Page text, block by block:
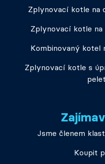
Zplynovací kotle na
Zplynovací kotle na
Kombinovaný kotel
Zplynovací kotle s
Jsme členem
Koupit